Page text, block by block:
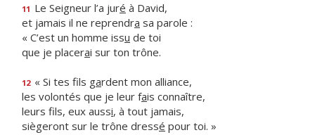
11 Le Seigneur l’a juré à David,
et jamais il ne reprendra sa parole :
« C’est un homme issu de toi
que je placerai sur ton trône.
12 « Si tes fils gardent mon alliance,
les volontés que je leur fais connaître,
leurs fils, eux aussi, à tout jamais,
siègeront sur le trône dressé pour toi. »